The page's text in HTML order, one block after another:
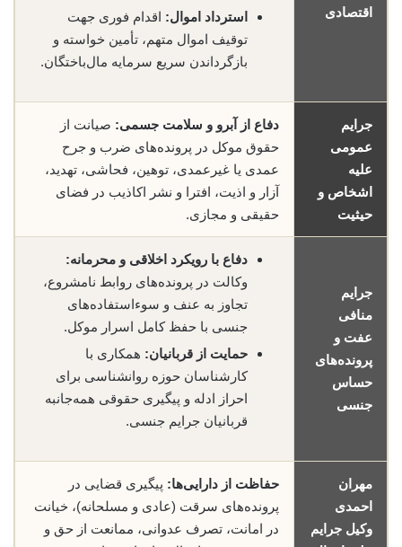
اقتصادی استرداد اموال: اقدام فوری جهت
توقیف اموال متهم، تأمین خواسته و
بازگرداندن سریع سرمایه مال‌باختگان.
جرایم
عمومی
علیه
اشخاص و
حیثیت
دفاع از آبرو و سلامت جسمی: صیانت از
حقوق موکل در پرونده‌های ضرب و جرح
عمدی یا غیرعمدی، توهین، فحاشی، تهدید،
آزار و اذیت، افترا و نشر اکاذیب در فضای
حقیقی و مجازی.
جرایم
منافی
عفت و
پرونده‌های
حساس
جنسی
دفاع با رویکرد اخلاقی و محرمانه:
وکالت در پرونده‌های روابط نامشروع،
تجاوز به عنف و سوءاستفاده‌های
جنسی با حفظ کامل اسرار موکل.
حمایت از قربانیان: همکاری با
کارشناسان حوزه روانشناسی برای
احراز ادله و پیگیری حقوقی همه‌جانبه
قربانیان جرایم جنسی.
مهران
احمدی
وکیل جرایم
حفاظت از دارایی‌ها: پیگیری قضایی در
پرونده‌های سرقت (عادی و مسلحانه)، خیانت
در امانت، تصرف عدوانی، ممانعت از حق و